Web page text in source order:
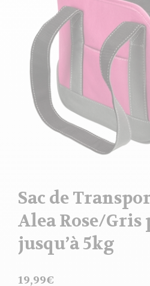
Sac de
Alea Rose/Gris
jusqu’à 5kg
19,99€